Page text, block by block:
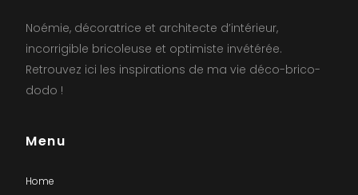
Noémie, décoratrice et architecte d’intérieur,
incorrigible bricoleuse et optimiste invétérée.
Retrouvez ici les inspirations de ma vie déco-brico-
dodo !
Menu
Home